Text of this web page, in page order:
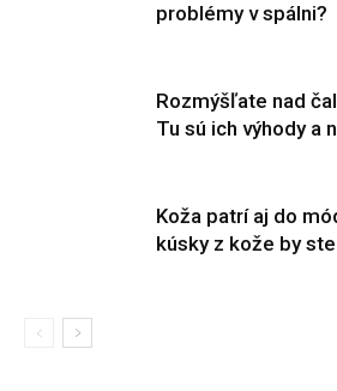
problémy v spálni?
Rozmýšľate nad
Tu sú ich výhody a
Koža patrí aj do
kúsky z kože by